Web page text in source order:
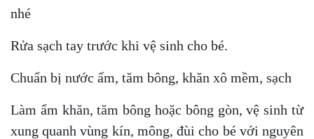
nhé
Rửa sạch tay trước khi vệ sinh cho bé.
Chuẩn bị nước ấm, tăm bông, khăn xô mềm, sạch
Làm ẩm khăn, tăm bông hoặc bông gòn, vệ sinh từ
xung quanh vùng kín, mông, đùi cho bé với nguyên